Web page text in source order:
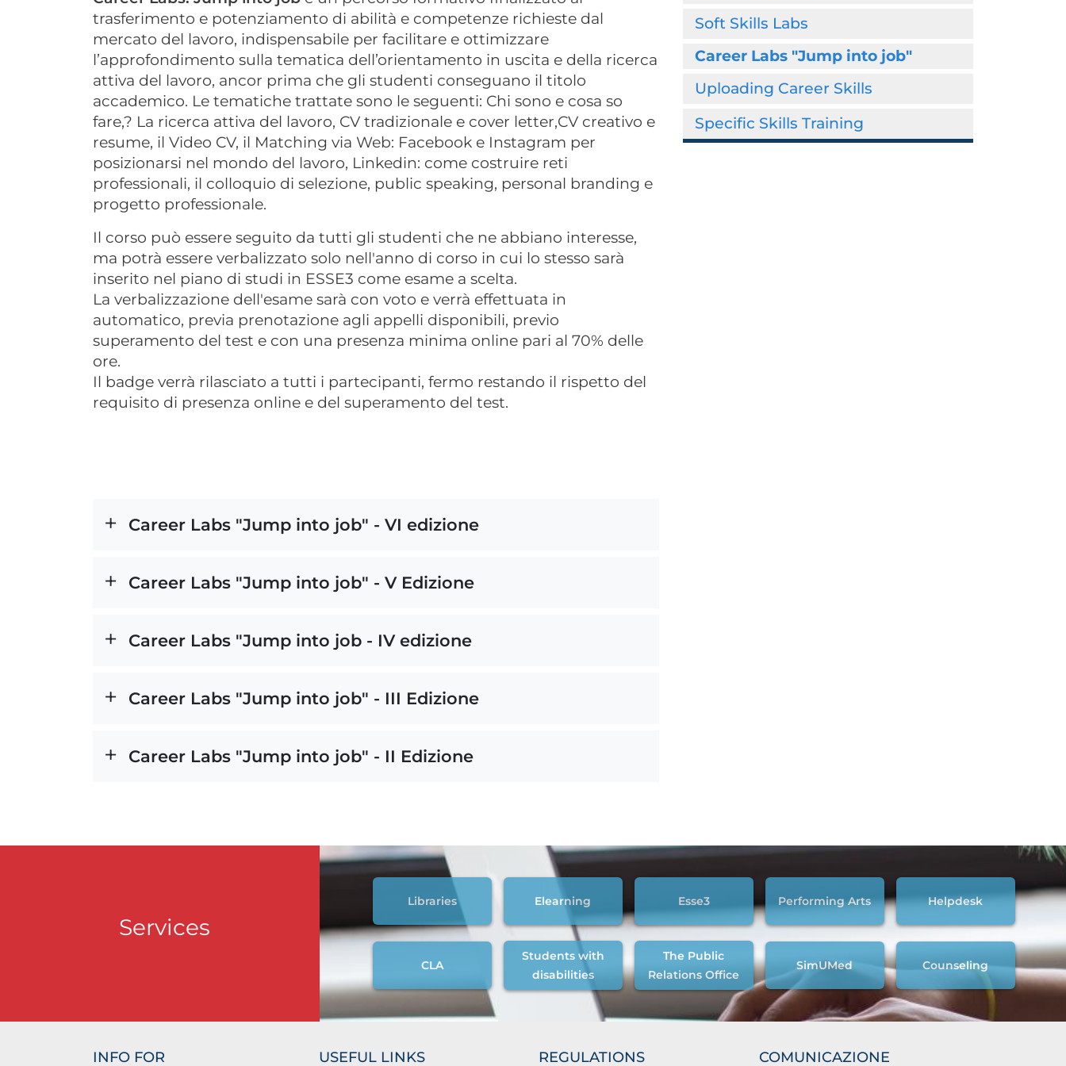
trasferimento e potenziamento di abilità e competenze richieste dal
mercato del lavoro, indispensabile per facilitare e ottimizzare
l’approfondimento sulla tematica dell’orientamento in uscita e della ricerca
attiva del lavoro, ancor prima che gli studenti conseguano il titolo
accademico. Le tematiche trattate sono le seguenti: Chi sono e cosa so
fare,? La ricerca attiva del lavoro, CV tradizionale e cover letter,CV creativo e
resume, il Video CV, il Matching via Web: Facebook e Instagram per
posizionarsi nel mondo del lavoro, Linkedin: come costruire reti
professionali, il colloquio di selezione, public speaking, personal branding e
progetto professionale.
Il corso può essere seguito da tutti gli studenti che ne abbiano interesse,
ma potrà essere verbalizzato solo nell'anno di corso in cui lo stesso sarà
inserito nel piano di studi in ESSE3 come esame a scelta.
La verbalizzazione dell'esame sarà con voto e verrà effettuata in
automatico, previa prenotazione agli appelli disponibili, previo
superamento del test e con una presenza minima online pari al 70% delle
ore.
Il badge verrà rilasciato a tutti i partecipanti, fermo restando il rispetto del
requisito di presenza online e del superamento del test.
Career Labs "Jump into job" - VI edizione
Career Labs "Jump into job" - V Edizione
Career Labs "Jump into job - IV edizione
Career Labs "Jump into job" - III Edizione
Career Labs "Jump into job" - II Edizione
Soft Skills Labs
Career Labs "Jump into job"
Uploading Career Skills
Specific Skills Training
Services
Libraries Elearning Esse3 Performing Arts Helpdesk
CLA
Students with
disabilities
The Public
Relations Office
SimUMed Counseling
INFO FOR USEFUL LINKS REGULATIONS COMUNICAZIONE